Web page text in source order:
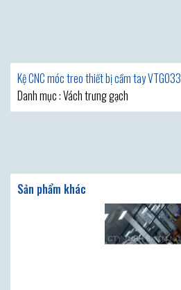
Kệ CNC móc treo thiết bị cầm tay VTG033
Danh mục : Vách trưng gạch
Sản phẩm khác